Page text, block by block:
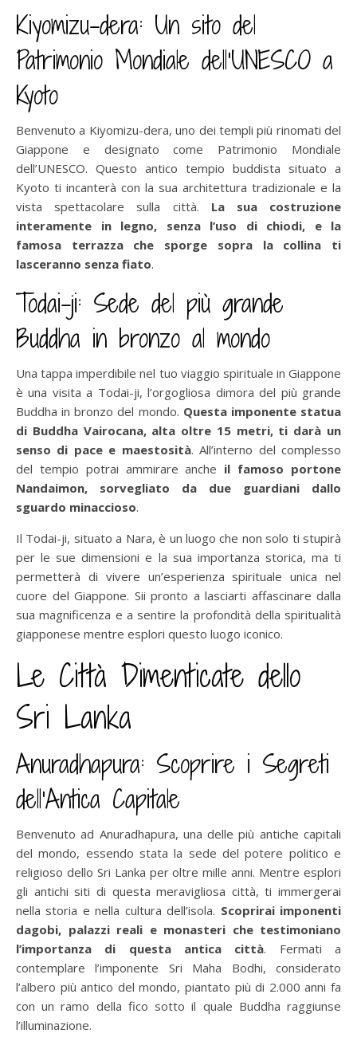
Kiyomizu-dera: Un sito del
Patrimonio Mondiale dell’UNESCO a
Kyoto
Benvenuto a Kiyomizu-dera, uno dei templi più rinomati del
Giappone e designato come Patrimonio Mondiale
dell’UNESCO. Questo antico tempio buddista situato a
Kyoto ti incanterà con la sua architettura tradizionale e la
vista spettacolare sulla città. La sua costruzione
interamente in legno, senza l’uso di chiodi, e la
famosa terrazza che sporge sopra la collina ti
lasceranno senza fiato.
Todai-ji: Sede del più grande
Buddha in bronzo al mondo
Una tappa imperdibile nel tuo viaggio spirituale in Giappone
è una visita a Todai-ji, l’orgogliosa dimora del più grande
Buddha in bronzo del mondo. Questa imponente statua
di Buddha Vairocana, alta oltre 15 metri, ti darà un
senso di pace e maestosità. All’interno del complesso
del tempio potrai ammirare anche il famoso portone
Nandaimon, sorvegliato da due guardiani dallo
sguardo minaccioso.
Il Todai-ji, situato a Nara, è un luogo che non solo ti stupirà
per le sue dimensioni e la sua importanza storica, ma ti
permetterà di vivere un’esperienza spirituale unica nel
cuore del Giappone. Sii pronto a lasciarti affascinare dalla
sua magnificenza e a sentire la profondità della spiritualità
giapponese mentre esplori questo luogo iconico.
Le Città Dimenticate dello
Sri Lanka
Anuradhapura: Scoprire i Segreti
dell’Antica Capitale
Benvenuto ad Anuradhapura, una delle più antiche capitali
del mondo, essendo stata la sede del potere politico e
religioso dello Sri Lanka per oltre mille anni. Mentre esplori
gli antichi siti di questa meravigliosa città, ti immergerai
nella storia e nella cultura dell’isola. Scoprirai imponenti
dagobi, palazzi reali e monasteri che testimoniano
l’importanza di questa antica città. Fermati a
contemplare l’imponente Sri Maha Bodhi, considerato
l’albero più antico del mondo, piantato più di 2.000 anni fa
con un ramo della fico sotto il quale Buddha raggiunse
l’illuminazione.